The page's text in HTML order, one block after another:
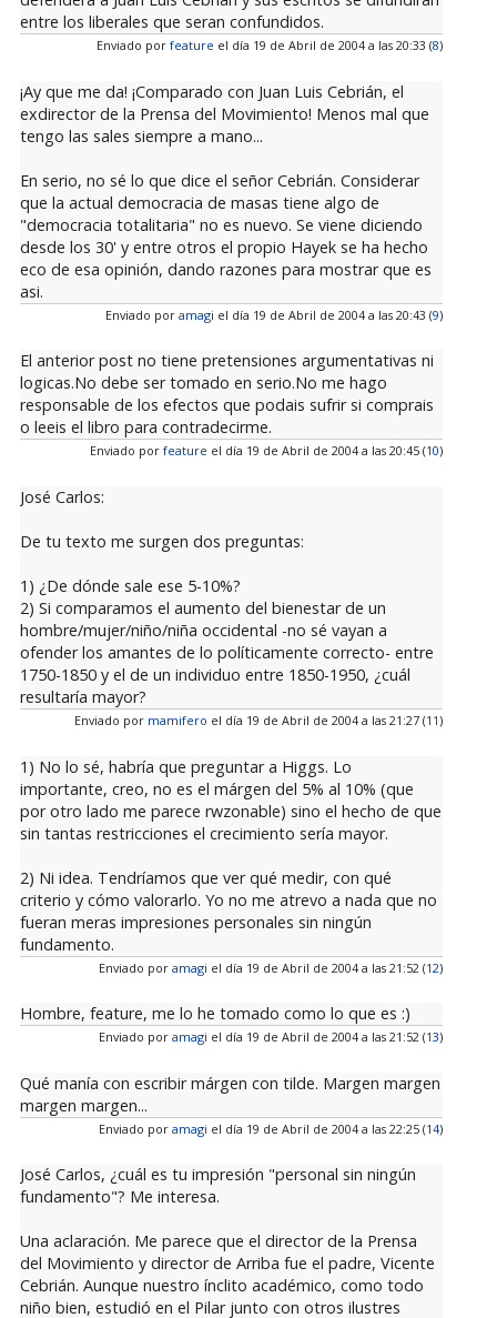
entre los liberales que seran confundidos.
Enviado por feature el día 19 de Abril de 2004 a las 20:33 (8)
¡Ay que me da! ¡Comparado con Juan Luis Cebrián, el
exdirector de la Prensa del Movimiento! Menos mal que
tengo las sales siempre a mano...
En serio, no sé lo que dice el señor Cebrián. Considerar
que la actual democracia de masas tiene algo de
"democracia totalitaria" no es nuevo. Se viene diciendo
desde los 30' y entre otros el propio Hayek se ha hecho
eco de esa opinión, dando razones para mostrar que es
asi.
Enviado por amagi el día 19 de Abril de 2004 a las 20:43 (9)
El anterior post no tiene pretensiones argumentativas ni
logicas.No debe ser tomado en serio.No me hago
responsable de los efectos que podais sufrir si comprais
o leeis el libro para contradecirme.
Enviado por feature el día 19 de Abril de 2004 a las 20:45 (10)
José Carlos:
De tu texto me surgen dos preguntas:
1) ¿De dónde sale ese 5-10%?
2) Si comparamos el aumento del bienestar de un
hombre/mujer/niño/niña occidental -no sé vayan a
ofender los amantes de lo políticamente correcto- entre
1750-1850 y el de un individuo entre 1850-1950, ¿cuál
resultaría mayor?
Enviado por mamifero el día 19 de Abril de 2004 a las 21:27 (11)
1) No lo sé, habría que preguntar a Higgs. Lo
importante, creo, no es el márgen del 5% al 10% (que
por otro lado me parece rwzonable) sino el hecho de que
sin tantas restricciones el crecimiento sería mayor.
2) Ni idea. Tendríamos que ver qué medir, con qué
criterio y cómo valorarlo. Yo no me atrevo a nada que no
fueran meras impresiones personales sin ningún
fundamento.
Enviado por amagi el día 19 de Abril de 2004 a las 21:52 (12)
Hombre, feature, me lo he tomado como lo que es :)
Enviado por amagi el día 19 de Abril de 2004 a las 21:52 (13)
Qué manía con escribir márgen con tilde. Margen margen
margen margen...
Enviado por amagi el día 19 de Abril de 2004 a las 22:25 (14)
José Carlos, ¿cuál es tu impresión "personal sin ningún
fundamento"? Me interesa.
Una aclaración. Me parece que el director de la Prensa
del Movimiento y director de Arriba fue el padre, Vicente
Cebrián. Aunque nuestro ínclito académico, como todo
niño bien, estudió en el Pilar junto con otros ilustres